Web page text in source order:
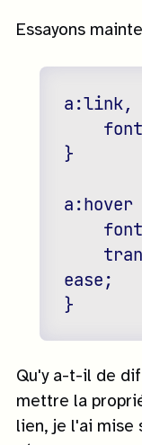
Essayons
a:link,
}
ease;
Qu'y a-t-il de
mettre la
lien, je l'ai mise